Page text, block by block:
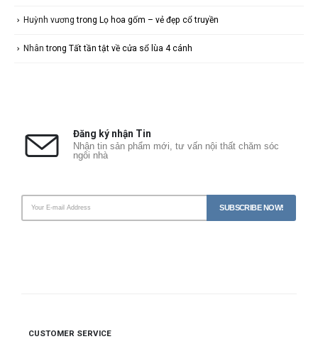
Huỳnh vương trong Lọ hoa gốm – vẻ đẹp cổ truyền
Nhân trong Tất tần tật về cửa sổ lùa 4 cánh
Đăng ký nhận Tin
Nhận tin sản phẩm mới, tư vấn nội thất chăm sóc
ngôi nhà
CUSTOMER SERVICE